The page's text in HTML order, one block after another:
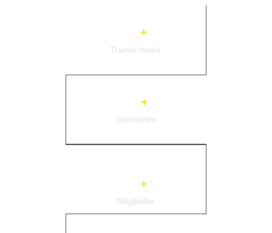
+
Trainer:innen
+
Sportarten
+
Mitglieder